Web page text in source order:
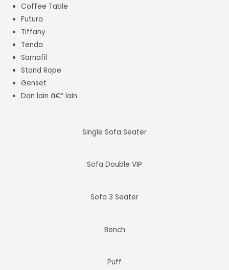
Coffee Table
Futura
Tiffany
Tenda
Sarnafil
Stand Rope
Genset
Dan lain â€“ lain
Single Sofa Seater
Sofa Double VIP
Sofa 3 Seater
Bench
Puff